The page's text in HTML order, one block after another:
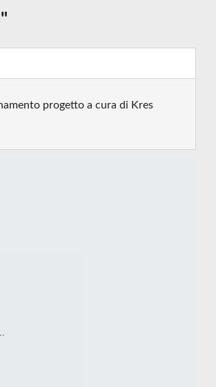
progetto a cura di Kres